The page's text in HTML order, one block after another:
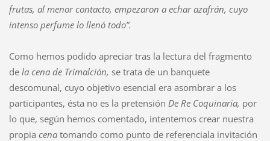
frutas, al menor contacto, empezaron a echar azafrán, cuyo
intenso perfume lo llenó todo”.
Como hemos podido apreciar tras la lectura del fragmento
de la cena de Trimalción, se trata de un banquete
descomunal, cuyo objetivo esencial era asombrar a los
participantes, ésta no es la pretensión De Re Coquinaria, por
lo que, según hemos comentado, intentemos crear nuestra
propia cenatomando como punto de referenciala invitación